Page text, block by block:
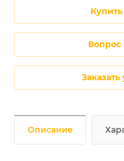
Вопрос
Заказать
Описание